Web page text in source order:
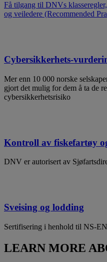
Få tilgang til DNVs
og veiledere (Recommended
Cybersikkerhets-
Mer enn 10 000 norske
gjort det mulig for dem å ta de
cybersikkerhetsrisiko
Kontroll av fiskefartøy
DNV er autorisert av
Sveising og lodding
Sertifisering i henhold til NS-
LEARN MORE